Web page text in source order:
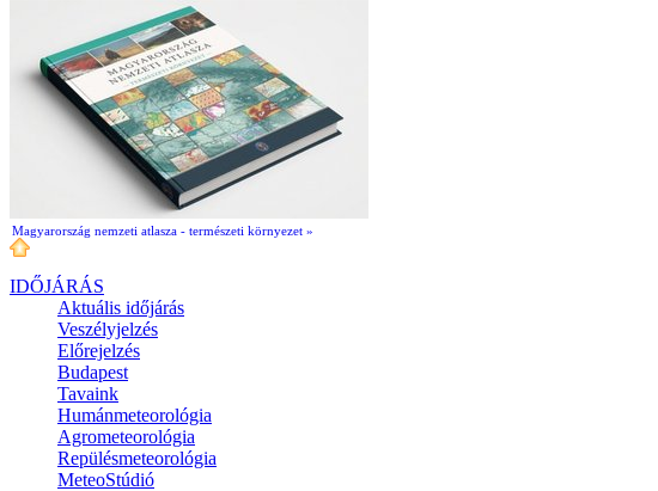
Magyarország nemzeti atlasza - természeti környezet »
IDŐJÁRÁS
Aktuális időjárás
Veszélyjelzés
Előrejelzés
Budapest
Tavaink
Humánmeteorológia
Agrometeorológia
Repülésmeteorológia
MeteoStúdió